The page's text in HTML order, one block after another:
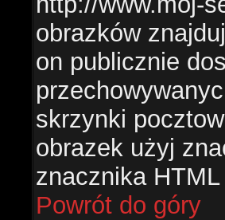
obrazków
on publicznie
skrzynki
obrazek użyj
znacznika
Powrót do góry